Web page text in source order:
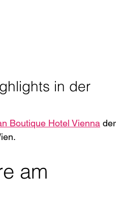
in der
Boutique Hotel Vienna der
am